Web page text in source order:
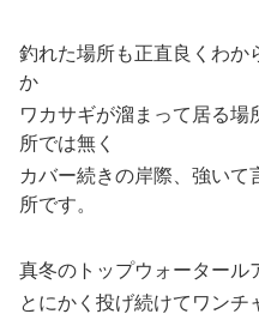
釣れた場所も正直良くわか
か
ワカサギが溜まって居る
所では無く
カバー続きの岸際、強い
所です。
真冬のトップウォータール
とにかく投げ続けてワンチ